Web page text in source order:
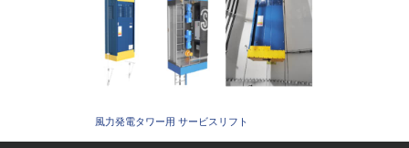
風力発電タワー用 サービスリフト